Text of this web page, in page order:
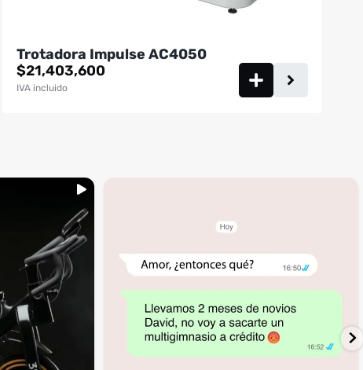
Trotadora Impulse AC4050
$21,403,600
IVA incluido